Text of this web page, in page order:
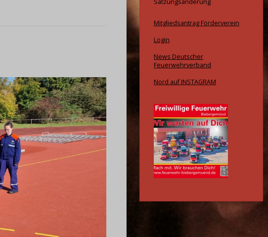
Satzungsänderung
Mitgliedsantrag Förderverein
Login
News Deutscher
Feuerwehrverband
Nord auf INSTAGRAM